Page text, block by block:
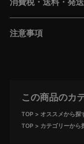
注意事項
この商品のカ
TOP オススメから探
TOP
カテゴリーから